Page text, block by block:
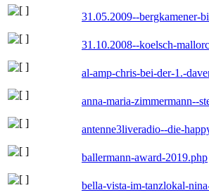
31.05.2009--bergkamener-
31.10.2008--koelsch-
al-amp-chris-bei-der-1.-
anna-maria-zimmermann--
antenne3liveradio--die-
ballermann-award-2019.php
bella-vista-im-tanzlokal-